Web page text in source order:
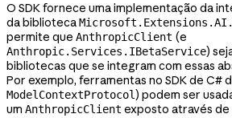
O SDK fornece uma implementação da
da biblioteca
permite que AnthropicClient (e
Anthropic.Services.IBetaService)
bibliotecas que se integram com essas
Por exemplo, ferramentas no SDK de C#
ModelContextProtocol) podem ser
um AnthropicClient exposto através de